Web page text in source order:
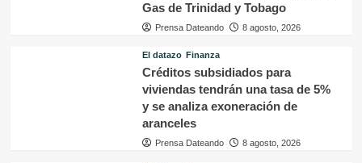
Gas de Trinidad y Tobago
Prensa Dateando 8 agosto, 2026
El datazo Finanza
Créditos subsidiados para
viviendas tendrán una tasa de 5%
y se analiza exoneración de
aranceles
Prensa Dateando 8 agosto, 2026